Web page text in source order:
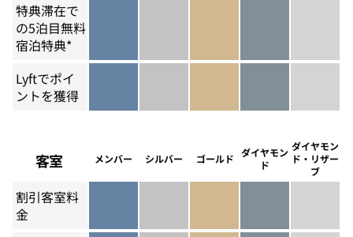
特典滞在で
の5泊目無料
宿泊特典*
Lyftでポイ
ントを獲得
メンバーを含むシルバーを含むゴールドを含むダイヤモンドを含む
ダイヤモ
客室 メンバー シルバー ゴールド ダイヤモン
ド
ダイヤモン
ド・リザー
ブ
割引客室料
金
メンバーを含むシルバーを含むゴールドを含むダイヤモンドを含む
ダイヤモ